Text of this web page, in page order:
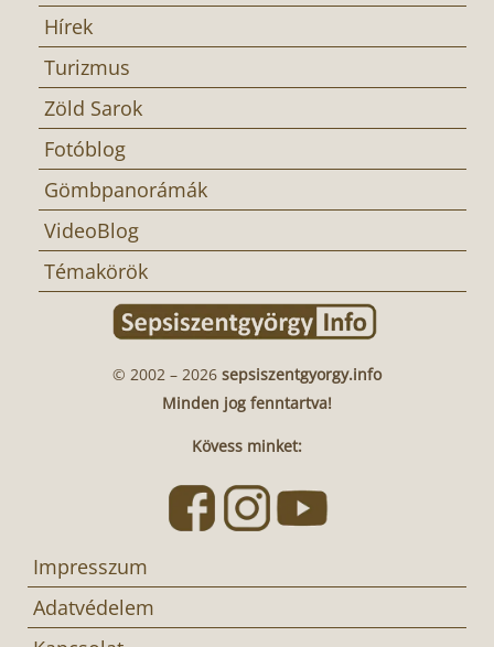
Hírek
Turizmus
Zöld Sarok
Fotóblog
Gömbpanorámák
VideoBlog
Témakörök
© 2002 – 2026 sepsiszentgyorgy.info
Minden jog fenntartva!
Kövess minket:
Impresszum
Adatvédelem